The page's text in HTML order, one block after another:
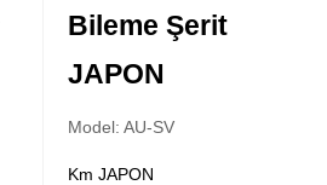
Bileme Şerit
JAPON
Model: AU-SV
Km JAPON